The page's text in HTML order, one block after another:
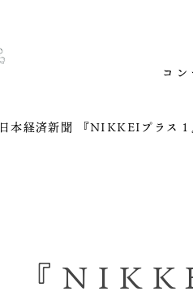
コ
日本経済新聞 『NIKKEIプラス
『